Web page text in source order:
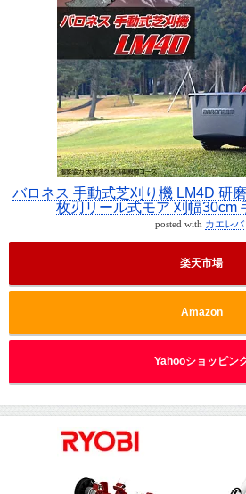
バロネス 手動式芝刈り機 LM4D 研
枚刃リール式モア 刈幅30cm
posted with カエレバ
楽天市場
Amazon
Yahooショッピン